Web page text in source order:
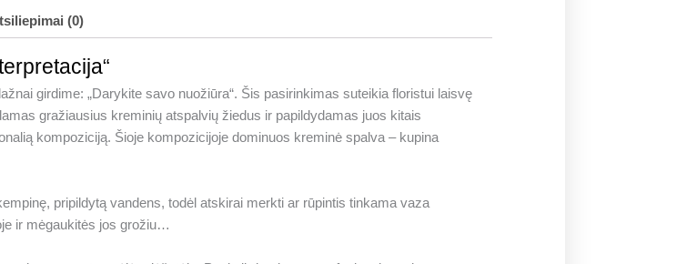
(0)
girdime: „Darykite savo nuožiūra“. Šis pasirinkimas suteikia floristui laisvę
gražiausius kreminių atspalvių žiedus ir papildydamas juos kitais
kompoziciją. Šioje kompozicijoje dominuos kreminė spalva – kupina
pripildytą vandens, todėl atskirai merkti ar rūpintis tinkama vaza
ir mėgaukitės jos grožiu…